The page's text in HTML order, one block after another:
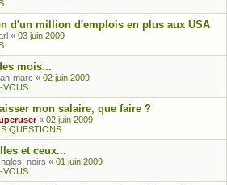
d'un million d'emplois en plus aux USA
« 03 juin 2009
mois...
marc « 02 juin 2009
VOUS !
mon salaire, que faire ?
« 02 juin 2009
QUESTIONS
et ceux...
« 01 juin 2009
VOUS !